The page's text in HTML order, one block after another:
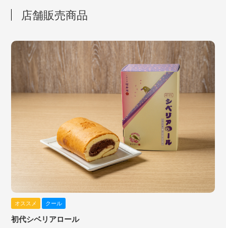
店舗販売商品
オススメ クール
初代シベリアロール